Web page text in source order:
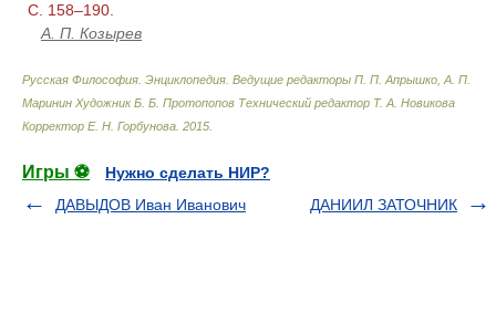
С. 158–190.
А. П. Козырев
Русская Философия. Энциклопедия Ведущие редакторы П. П. Апрышко, А. П.
Маринин Художник Б. Б. Протопопов Технический редактор Т. А. Новикова
Корректор Е. Н. Горбунова 2015
Игры ⚽
Нужно сделать НИР?
ДАВЫДОВ Иван Иванович
ДАНИИЛ ЗАТОЧНИК